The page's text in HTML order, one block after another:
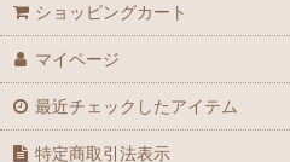
ショッピングカート
マイページ
最近チェックしたアイテム
特定商取引法表示